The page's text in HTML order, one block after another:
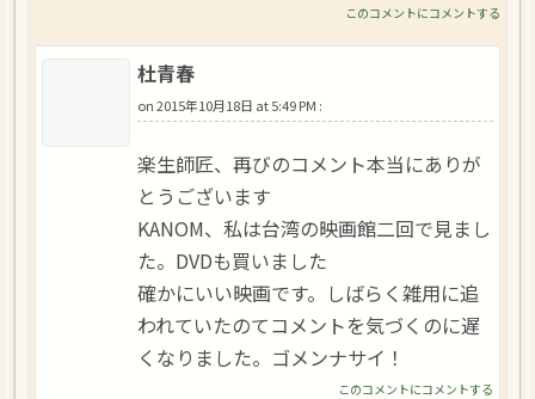
このコメントにコメントする
杜青春
on2015年10月18日 at 5:49 PM :
楽生師匠、再びのコメント本当にありが
とうございます
KANOM、私は台湾の映画館二回で見まし
た。DVDも買いました
確かにいい映画です。しばらく雑用に追
われていたのてコメントを気づくのに遅
くなりました。ゴメンナサイ！
このコメントにコメントする